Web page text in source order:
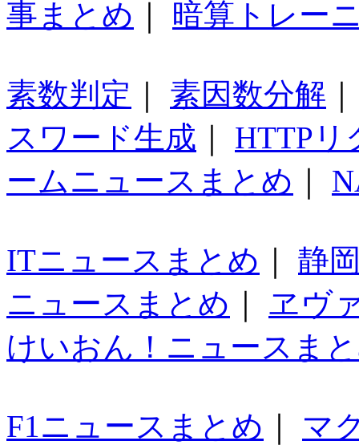
事まとめ
暗算トレー
素数判定 素因数分解
スワード生成
HTTPリ
ームニュースまとめ
ITニュースまとめ
静
ニュースまとめ
ヱヴ
けいおん！ニュースま
F1ニュースまとめ
マ